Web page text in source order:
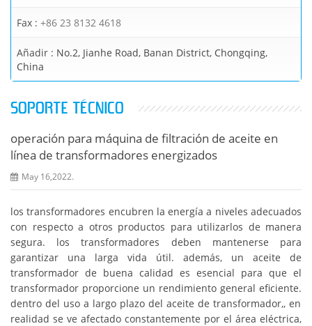
Fax : +86 23 8132 4618
Añadir : No.2, Jianhe Road, Banan District, Chongqing,
China
SOPORTE TÉCNICO
operación para máquina de filtración de aceite en
línea de transformadores energizados
May 16,2022.
los transformadores encubren la energía a niveles adecuados
con respecto a otros productos para utilizarlos de manera
segura. los transformadores deben mantenerse para
garantizar una larga vida útil. además, un aceite de
transformador de buena calidad es esencial para que el
transformador proporcione un rendimiento general eficiente.
dentro del uso a largo plazo del aceite de transformador,, en
realidad se ve afectado constantemente por el área eléctrica,